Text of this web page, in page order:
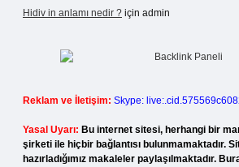
Hidiv in anlamı nedir ? için admin
Reklam ve İletişim: Skype:
Yasal Uyarı: Bu internet sitesi, herhangi bir
şirketi ile hiçbir bağlantısı bulunmamaktadır.
hazırladığımız makaleler paylaşılmaktadır.